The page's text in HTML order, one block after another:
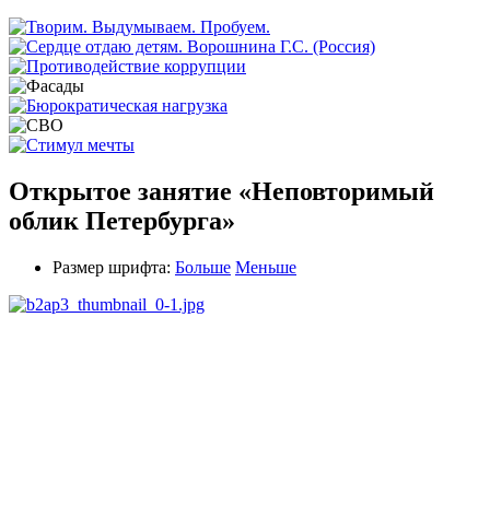
Открытое занятие «Неповторимый
облик Петербурга»
Размер шрифта: Больше Меньше